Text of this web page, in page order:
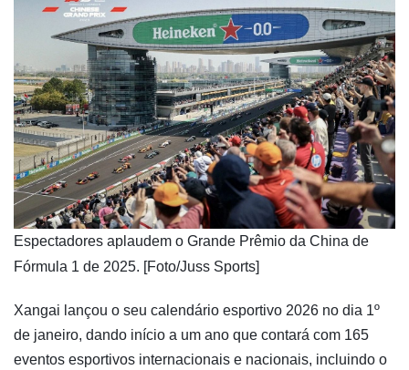
​Espectadores aplaudem o Grande Prêmio da China de
Fórmula 1 de 2025. [Foto/Juss Sports]
Xangai lançou o seu calendário esportivo 2026 no dia 1º
de janeiro, dando início a um ano que contará com 165
eventos esportivos internacionais e nacionais, incluindo o